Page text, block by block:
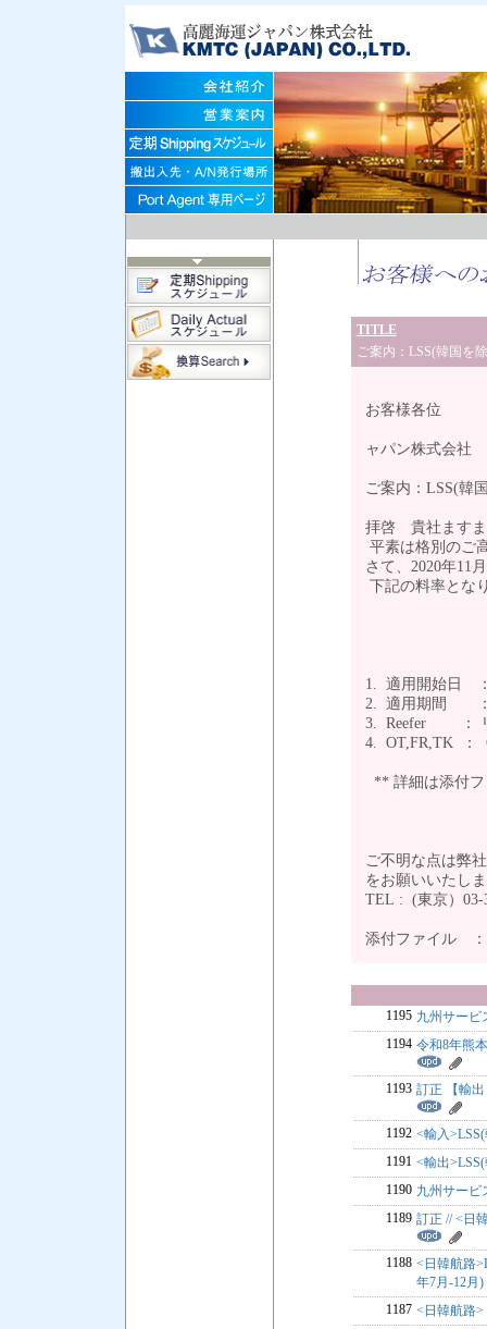
TITLE
ご案内：LSS(韓国を
お客様各位
ャパン株式会社
ご案内：LSS(韓
拝啓 貴社ますま
平素は格別のご
さて、2020年11
下記の料率とな
1. 適用開始日
2. 適用期間 ：
3. Reefer ： リ
4. OT,FR,TK ：
** 詳細は添付
ご不明な点は弊
をお願いいたし
TEL : (東京）
添付ファイル
1195 九州サービ
1194 令和8年熊
1193 訂正 【輸
1192 <輸入
1191 <輸出
1190 九州サービ
1189 訂正 // <日
1188 <日韓航路
年7月-12月)
1187 <日韓航路>